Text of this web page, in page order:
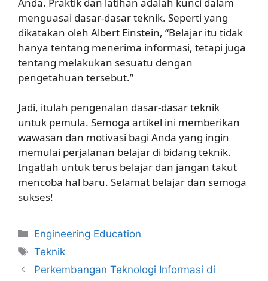
menguasai dasar-dasar teknik. Seperti yang
dikatakan oleh Albert Einstein, “Belajar itu tidak
hanya tentang menerima informasi, tetapi juga
tentang melakukan sesuatu dengan
pengetahuan tersebut.”
Jadi, itulah pengenalan dasar-dasar teknik
untuk pemula. Semoga artikel ini memberikan
wawasan dan motivasi bagi Anda yang ingin
memulai perjalanan belajar di bidang teknik.
Ingatlah untuk terus belajar dan jangan takut
mencoba hal baru. Selamat belajar dan semoga
sukses!
Kategori
Engineering Education
Tag
Teknik
Perkembangan Teknologi Informasi di